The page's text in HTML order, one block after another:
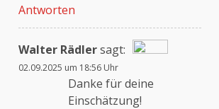
Antworten
Walter Rädlersagt:
Das „Echte-Person“-
Abzeichen!
02.09.2025 um 18:56 Uhr
Danke für deine
Einschätzung!